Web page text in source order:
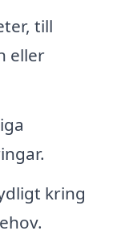
till
eller
kring